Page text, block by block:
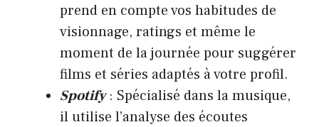
prend en compte vos habitudes de
visionnage, ratings et même le
moment de la journée pour suggérer
films et séries adaptés à votre profil.
Spotify: Spécialisé dans la musique,
il utilise l’analyse des écoutes